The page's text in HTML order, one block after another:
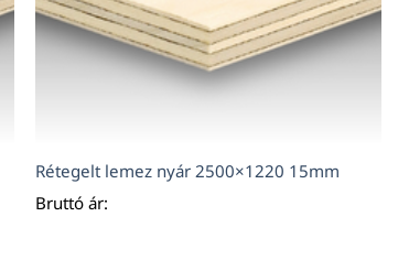
Rétegelt lemez nyár 2500×1220 15mm
Bruttó ár: